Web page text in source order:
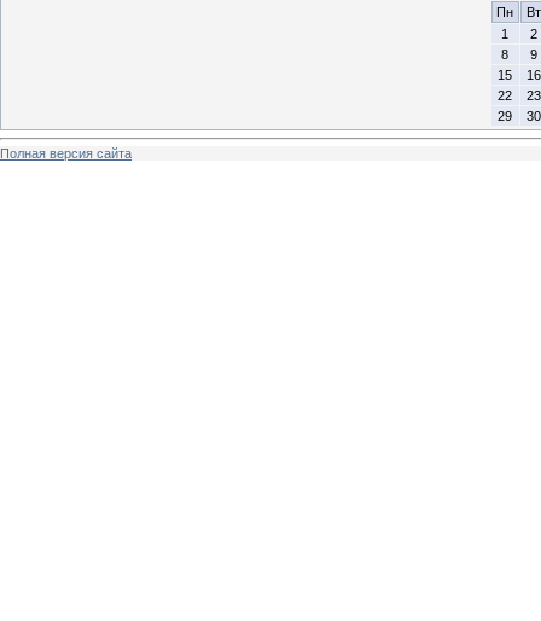
Пн
Вт
1
2
8
9
15
16
22
23
29
30
Полная версия сайта